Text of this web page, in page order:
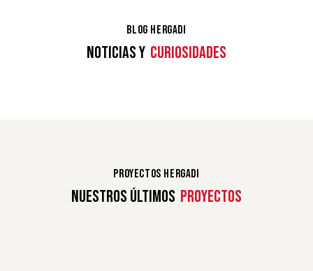
BLOG HERGADI
NOTICIAS Y CURIOSIDADES
PROYECTOS HERGADI
NUESTROS ÚLTIMOS PROYECTOS